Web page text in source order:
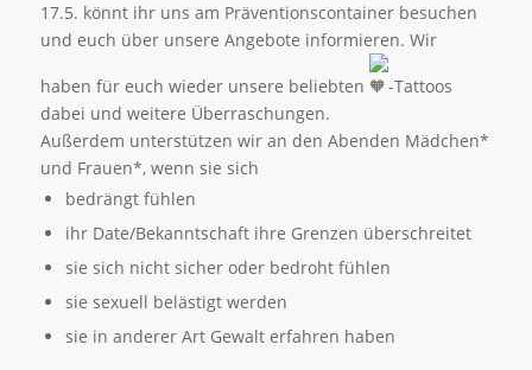
17.5. könnt ihr uns am Präventionscontainer besuchen
und euch über unsere Angebote informieren. Wir
haben für euch wieder unsere beliebten
-Tattoos
dabei und weitere Überraschungen.
Außerdem unterstützen wir an den Abenden Mädchen*
und Frauen*, wenn sie sich
bedrängt fühlen
ihr Date/Bekanntschaft ihre Grenzen überschreitet
sie sich nicht sicher oder bedroht fühlen
sie sexuell belästigt werden
sie in anderer Art Gewalt erfahren haben